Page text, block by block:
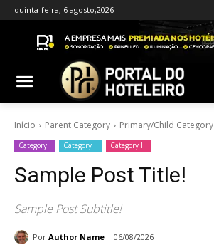
quinta-feira, 6 agosto,2026
Início Parent Category Primary/Child Category
Category I Category II Category III
Sample Post Title!
Sample Post Subtitle!
Por Author Name 06/08/2026